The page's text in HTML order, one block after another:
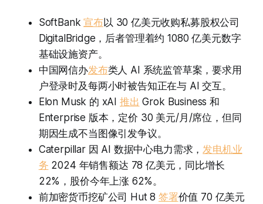
SoftBank宣布以 30 亿美元收购私募股权公司
DigitalBridge，后者管理着约 1080 亿美元数字
基础设施资产。
中国网信办发布类人 AI 系统监管草案，要求用
户登录时及每两小时被告知正在与 AI 交互。
Elon Musk 的 xAI 推出 Grok Business 和
Enterprise 版本，定价 30 美元/月/席位，但同
期因生成不当图像引发争议。
Caterpillar 因 AI 数据中心电力需求，发电机业
务 2024 年销售额达 78 亿美元，同比增长
22%，股价今年上涨 62%。
前加密货币挖矿公司 Hut 8 签署价值 70 亿美元